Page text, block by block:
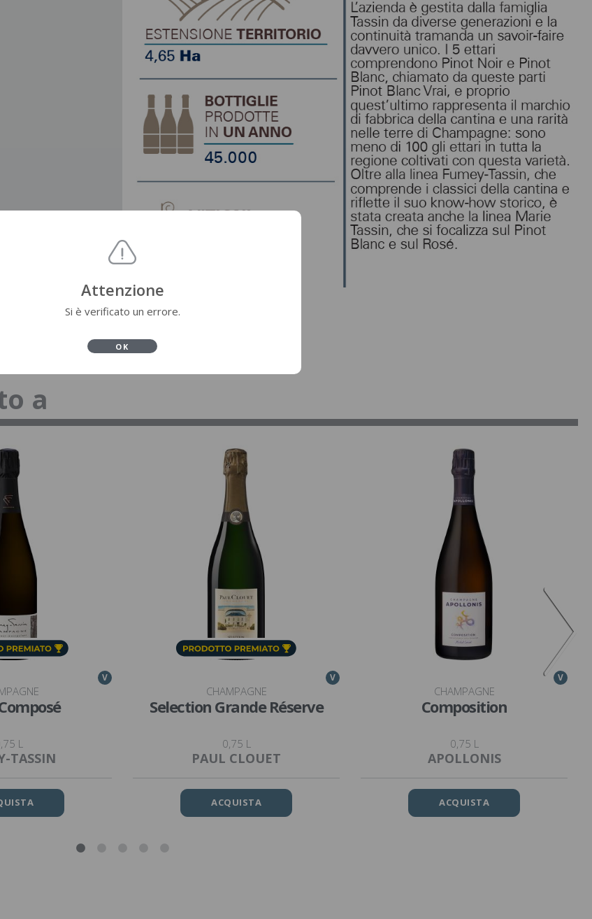
a
V
L
TASSIN
V
CHAMPAGNE
Selection Grande Réserve
0,75 L
PAUL CLOUET
ACQUISTA
V
CHAMPAGNE
Composition
0,75 L
APOLLONIS
ACQUISTA
Attenzione
Si è verificato un errore.
OK